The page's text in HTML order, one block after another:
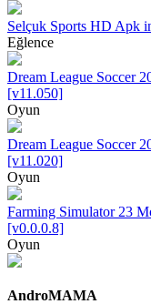
Selçuk Sports HD Apk
Eğlence
Dream League Soccer
[v11.050]
Oyun
Dream League Soccer
[v11.020]
Oyun
Farming Simulator 23
[v0.0.0.8]
Oyun
AndroMAMA